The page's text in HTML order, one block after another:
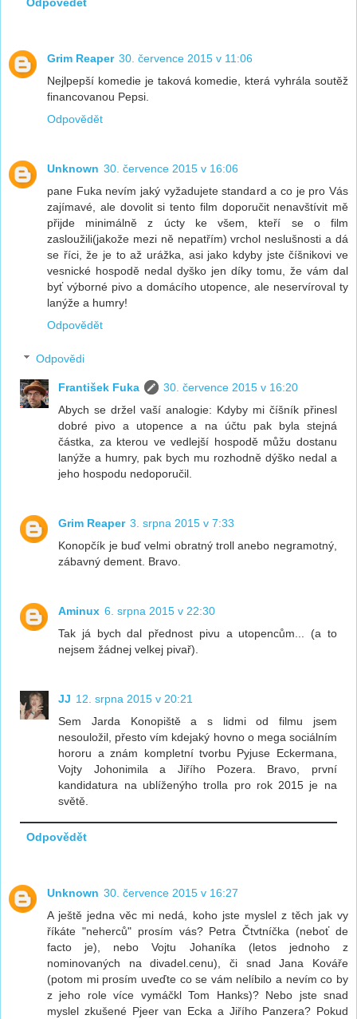
Odpovědět
Grim Reaper 30. července 2015 v 11:06
Nejlpepší komedie je taková komedie, která vyhrála soutěž
financovanou Pepsi.
Odpovědět
Unknown 30. července 2015 v 16:06
pane Fuka nevím jaký vyžadujete standard a co je pro Vás
zajímavé, ale dovolit si tento film doporučit nenavštívit mě
přijde minimálně z úcty ke všem, kteří se o film
zasloužili(jakože mezi ně nepatřím) vrchol neslušnosti a dá
se říci, že je to až urážka, asi jako kdyby jste číšnikovi ve
vesnické hospodě nedal dyško jen díky tomu, že vám dal
byť výborné pivo a domácího utopence, ale neservíroval ty
lanýže a humry!
Odpovědět
Odpovědi
František Fuka
30. července 2015 v 16:20
Abych se držel vaší analogie: Kdyby mi číšník přinesl
dobré pivo a utopence a na účtu pak byla stejná
částka, za kterou ve vedlejší hospodě můžu dostanu
lanýže a humry, pak bych mu rozhodně dýško nedal a
jeho hospodu nedoporučil.
Grim Reaper 3. srpna 2015 v 7:33
Konopčík je buď velmi obratný troll anebo negramotný,
zábavný dement. Bravo.
Aminux 6. srpna 2015 v 22:30
Tak já bych dal přednost pivu a utopencům... (a to
nejsem žádnej velkej pivař).
JJ 12. srpna 2015 v 20:21
Sem Jarda Konopiště a s lidmi od filmu jsem
nesouložil, přesto vím kdejaký hovno o mega sociálním
hororu a znám kompletní tvorbu Pyjuse Eckermana,
Vojty Johonimila a Jiřího Pozera. Bravo, první
kandidatura na ublíženýho trolla pro rok 2015 je na
světě.
Odpovědět
Unknown 30. července 2015 v 16:27
A ještě jedna věc mi nedá, koho jste myslel z těch jak vy
říkáte "neherců" prosím vás? Petra Čtvtníčka (neboť de
facto je), nebo Vojtu Johaníka (letos jednoho z
nominovaných na divadel.cenu), či snad Jana Kováře
(potom mi prosím uveďte co se vám nelíbilo a nevím co by
z jeho role více vymáčkl Tom Hanks)? Nebo jste snad
myslel zkušené Pjeer van Ecka a Jiřího Panzera? Pokud